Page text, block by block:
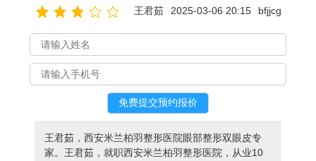
王君茹 2025-03-06 20:15 bfjjcg
王君茹，西安米兰柏羽整形医院眼部整形双眼皮专
家。王君茹，就职西安米兰柏羽整形医院，从业10